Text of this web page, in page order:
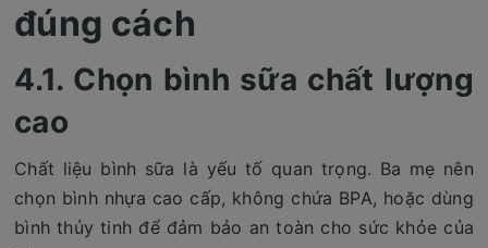
đúng cách
4.1. Chọn bình sữa chất lượng
cao
Chất liệu bình sữa là yếu tố quan trọng. Ba mẹ nên
chọn bình nhựa cao cấp, không chứa BPA, hoặc dùng
bình thủy tinh để đảm bảo an toàn cho sức khỏe của